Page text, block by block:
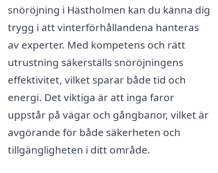
snöröjning i Hästholmen kan du känna dig
trygg i att vinterförhållandena hanteras
av experter. Med kompetens och rätt
utrustning säkerställs snöröjningens
effektivitet, vilket sparar både tid och
energi. Det viktiga är att inga faror
uppstår på vägar och gångbanor, vilket är
avgörande för både säkerheten och
tillgängligheten i ditt område.